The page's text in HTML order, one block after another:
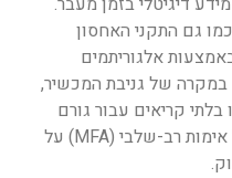
גם התקני האחסון
אלגוריתמים
במקרה של גניבת המכשיר,
בלתי קריאים עבור גורם
בלתי מורשה. בנוסף, יש להפעיל אימות רב-שלבי (MFA) על